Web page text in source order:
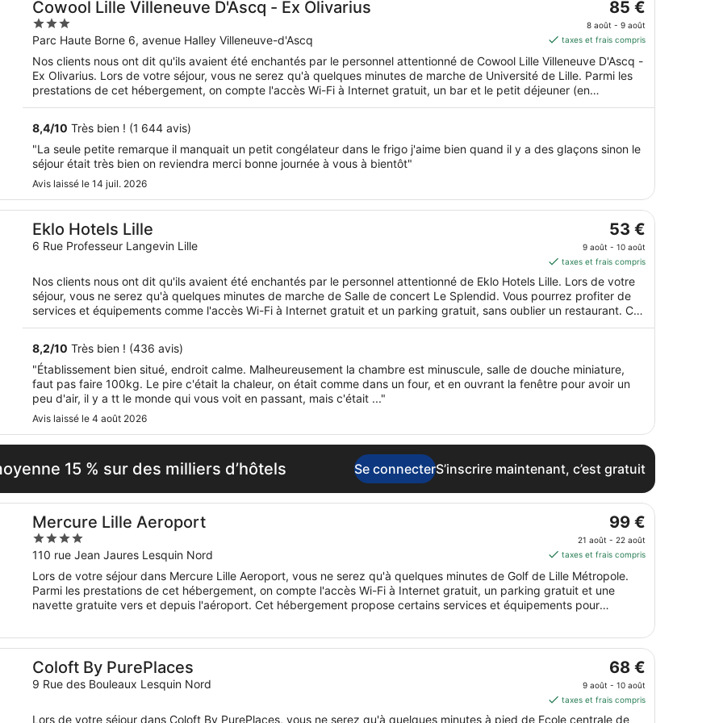
Cowool Lille Villeneuve D'Ascq - Ex Olivarius
3
out
of
5
Parc Haute Borne 6, avenue Halley Villeneuve-d'Ascq
Le
prix
est
de 85 €
par
nuit
août.
85 €
8 août - 9 août
taxes et frais compris
Nos clients nous ont dit qu'ils avaient été enchantés par le personnel attentionné de Cowool Lille Villeneuve D'Ascq -
Ex Olivarius. Lors de votre séjour, vous ne serez qu'à quelques minutes de marche de Université de Lille. Parmi les
prestations de cet hébergement, on compte l'accès Wi-Fi à Internet gratuit, un bar et le petit déjeuner (en
supplément). Datant de 2004, cet appart'hôtel 3 étoiles compte 106 appartements sur 2 étages. Cet hébergement
l'eau et la nourriture. L'accès Wi-Fi à Internet gratuit et une kitchenette sont disponibles dans chaque appart'hôtel.
8,4/10 Très bien ! (1 644 avis)
"La seule petite remarque il manquait un petit congélateur dans le frigo j'aime bien quand il y a des glaçons sinon le
séjour était très bien on reviendra merci bonne journée à vous à bientôt"
Avis laissé le 14 juil. 2026
Eklo Hotels Lille
6 Rue Professeur Langevin Lille
Le
prix
est
de 53 €
par
nuit
août.
53 €
9 août - 10 août
taxes et frais compris
Nos clients nous ont dit qu'ils avaient été enchantés par le personnel attentionné de Eklo Hotels Lille. Lors de votre
séjour, vous ne serez qu'à quelques minutes de marche de Salle de concert Le Splendid. Vous pourrez profiter de
services et équipements comme l'accès Wi-Fi à Internet gratuit et un parking gratuit, sans oublier un restaurant. Cet
hébergement propose des services et équipements pour chouchouter les boules de tous poils, notamment des
8,2/10 Très bien ! (436 avis)
"Établissement bien situé, endroit calme. Malheureusement la chambre est minuscule, salle de douche miniature,
faut pas faire 100kg. Le pire c'était la chaleur, on était comme dans un four, et en ouvrant la fenêtre pour avoir un
peu d'air, il y a tt le monde qui vous voit en passant, mais c'était ..."
Avis laissé le 4 août 2026
15 % sur des milliers d’hôtels Se connecterS’inscrire maintenant, c’est gratuit
Mercure Lille Aeroport
4
out
of
5
110 rue Jean Jaures Lesquin Nord
Le
prix
est
de 99 €
par
nuit
au 22
août.
99 €
21 août - 22 août
taxes et frais compris
Lors de votre séjour dans Mercure Lille Aeroport, vous ne serez qu'à quelques minutes de Golf de Lille Métropole.
Parmi les prestations de cet hébergement, on compte l'accès Wi-Fi à Internet gratuit, un parking gratuit et une
navette gratuite vers et depuis l'aéroport. Cet hébergement propose certains services et équipements pour
Coloft By PurePlaces
9 Rue des Bouleaux Lesquin Nord
Le
prix
est
de 68 €
68 €
9 août - 10 août
taxes et frais compris
Lors de votre séjour dans Coloft By PurePlaces, vous ne serez qu'à quelques minutes à pied de Ecole centrale de